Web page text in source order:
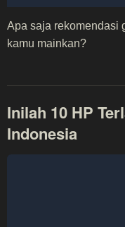
Apa saja rekomendasi
kamu mainkan?
Inilah 10 HP
Indonesia